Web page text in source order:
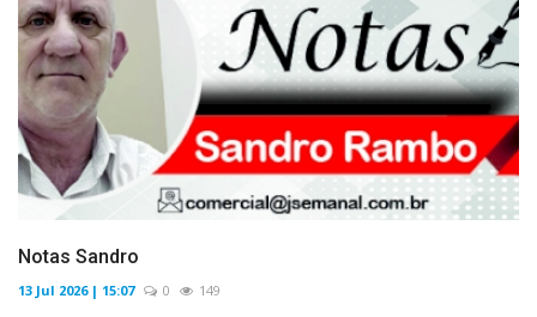
Notas Sandro
13 Jul 2026 | 15:07 0 149